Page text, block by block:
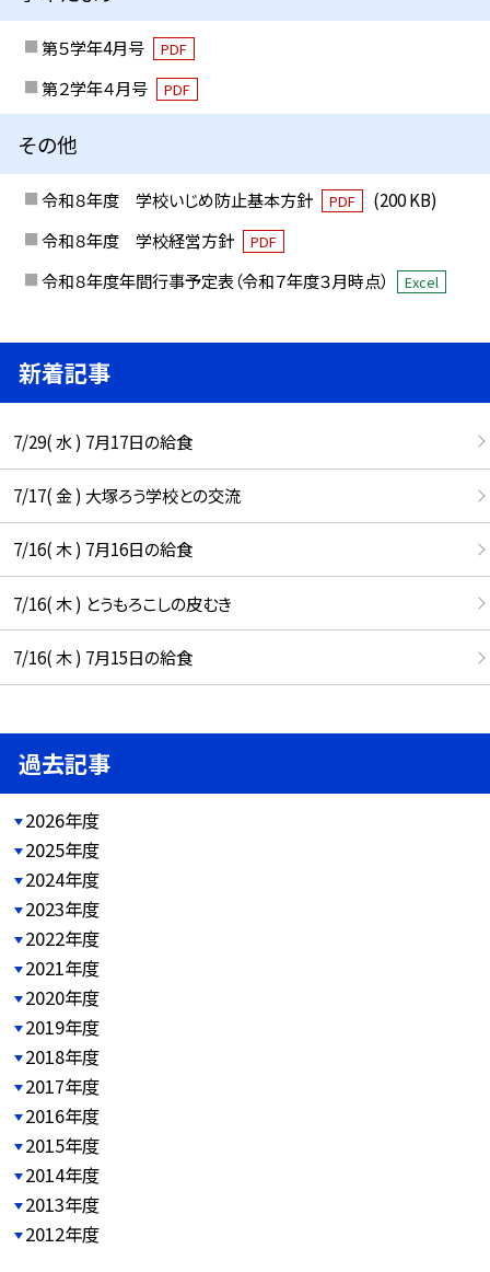
第５学年4月号 PDF
第２学年４月号 PDF
その他
令和８年度 学校いじめ防止基本方針 PDF
(200 KB)
令和８年度 学校経営方針
PDF
令和８年度年間行事予定表（令和７年度３月時点） Excel
新着記事
7/29( 水 ) 7月17日の給食
7/17( 金 ) 大塚ろう学校との交流
7/16( 木 ) 7月16日の給食
7/16( 木 ) とうもろこしの皮むき
7/16( 木 ) 7月15日の給食
過去記事
2026年度
2025年度
2024年度
2023年度
2022年度
2021年度
2020年度
2019年度
2018年度
2017年度
2016年度
2015年度
2014年度
2013年度
2012年度